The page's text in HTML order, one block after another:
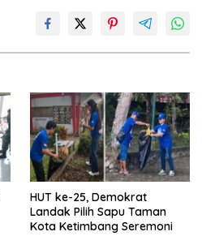
HUT ke-25, Demokrat
Landak Pilih Sapu Taman
Kota Ketimbang Seremoni